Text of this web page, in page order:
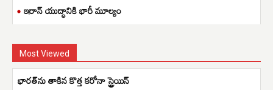
ఇరాన్ యుద్ధానికి భారీ మూల్యం
Most Viewed
భారత్​ను తాకిన కొత్త కరోనా స్ట్రెయిన్​